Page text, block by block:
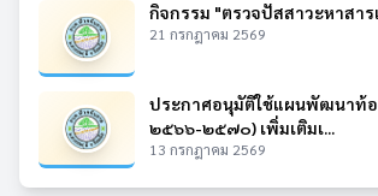
กิจกรรม "ตรวจปัสสาวะหาสา
21 กรกฎาคม 2569
ประกาศอนุมัติใช้แผนพัฒนาท้
๒๕๖๖-๒๕๗๐) เพิ่มเติมเ...
13 กรกฎาคม 2569